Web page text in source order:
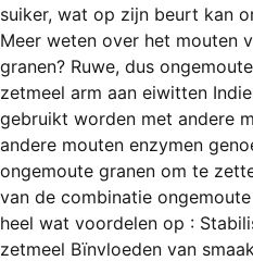
suiker, wat op zijn beurt kan
Meer weten over het mouten
granen? Ruwe, dus
zetmeel arm aan eiwitten
gebruikt worden met andere
andere mouten enzymen
ongemoute granen om te
van de combinatie
heel wat voordelen op :
zetmeel Bïnvloeden van